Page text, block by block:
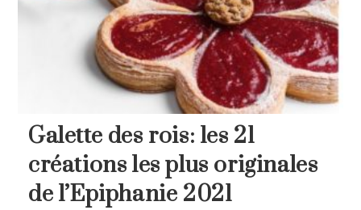
chocolat
des
Chefs
Galette des rois: les 21
créations les plus originales
de l’Epiphanie 2021